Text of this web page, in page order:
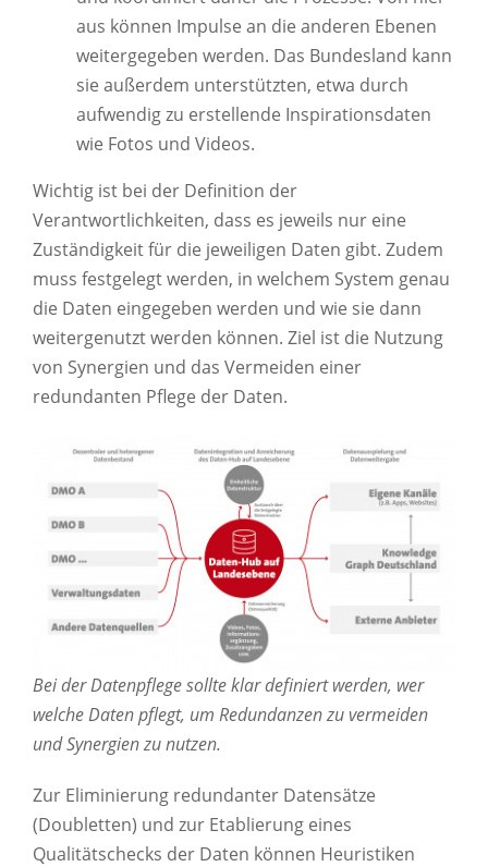
aus können Impulse an die anderen Ebenen
weitergegeben werden. Das Bundesland kann
sie außerdem unterstützten, etwa durch
aufwendig zu erstellende Inspirationsdaten
wie Fotos und Videos.
Wichtig ist bei der Definition der
Verantwortlichkeiten, dass es jeweils nur eine
Zuständigkeit für die jeweiligen Daten gibt. Zudem
muss festgelegt werden, in welchem System genau
die Daten eingegeben werden und wie sie dann
weitergenutzt werden können. Ziel ist die Nutzung
von Synergien und das Vermeiden einer
redundanten Pflege der Daten.
Bei der Datenpflege sollte klar definiert werden, wer
welche Daten pflegt, um Redundanzen zu vermeiden
und Synergien zu nutzen.
Zur Eliminierung redundanter Datensätze
(Doubletten) und zur Etablierung eines
Qualitätschecks der Daten können Heuristiken